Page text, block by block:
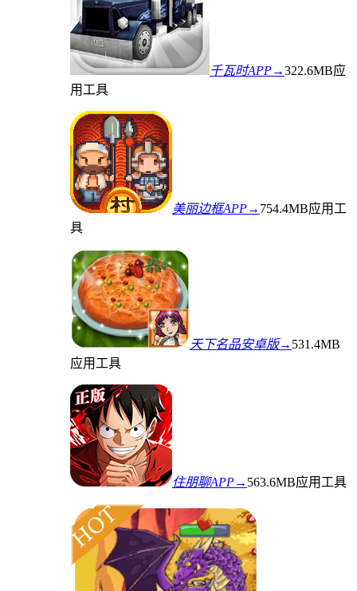
千瓦时APP→322.6MB应
用工具
美丽边框APP→ 754.4MB应用工
具
天下名品安卓版→ 531.4MB
应用工具
住朋聊APP→ 563.6MB应用工具